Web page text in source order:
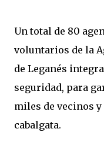
Un total de 80
voluntarios de la
de Leganés
seguridad, para
miles de vecinos
cabalgata.